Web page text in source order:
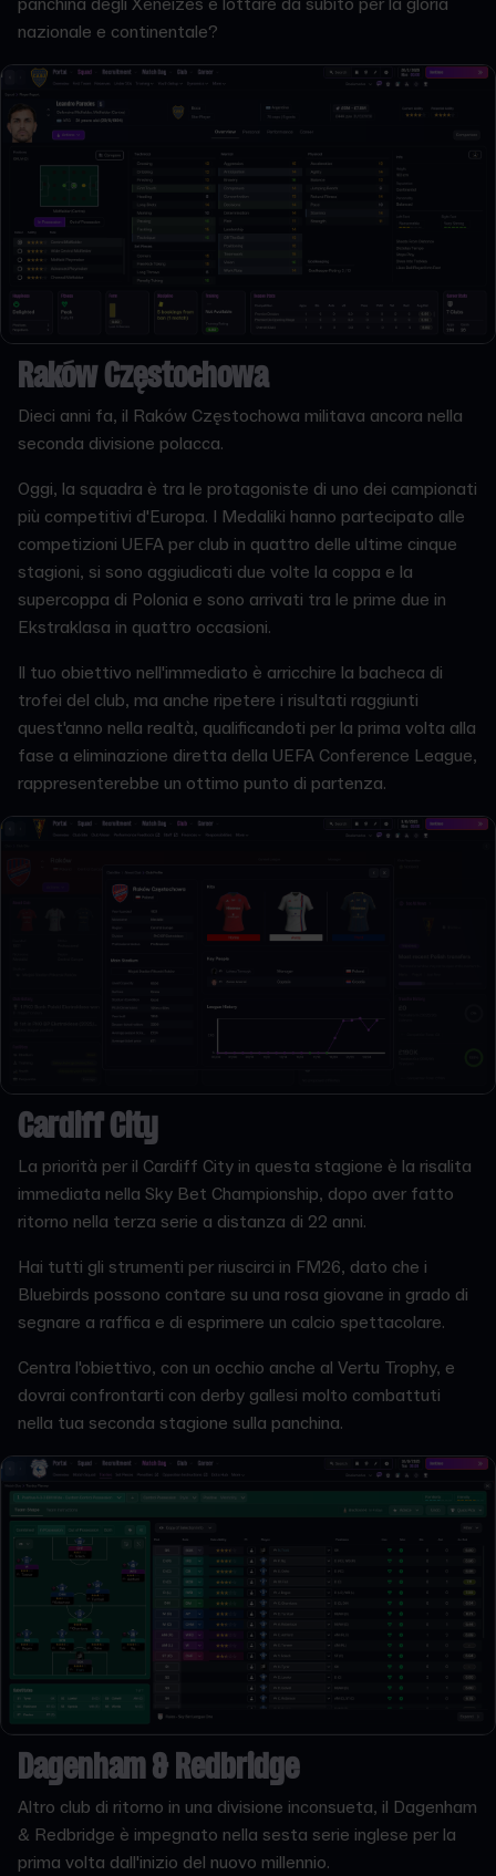
nazionale e continentale?
Raków Częstochowa
Dieci anni fa, il Raków Częstochowa militava ancora nella
seconda divisione polacca.
Oggi, la squadra è tra le protagoniste di uno dei campionati
più competitivi d'Europa. I Medaliki hanno partecipato alle
competizioni UEFA per club in quattro delle ultime cinque
stagioni, si sono aggiudicati due volte la coppa e la
supercoppa di Polonia e sono arrivati tra le prime due in
Ekstraklasa in quattro occasioni.
Il tuo obiettivo nell'immediato è arricchire la bacheca di
trofei del club, ma anche ripetere i risultati raggiunti
quest'anno nella realtà, qualificandoti per la prima volta alla
fase a eliminazione diretta della UEFA Conference League,
rappresenterebbe un ottimo punto di partenza.
Cardiff City
La priorità per il Cardiff City in questa stagione è la risalita
immediata nella Sky Bet Championship, dopo aver fatto
ritorno nella terza serie a distanza di 22 anni.
Hai tutti gli strumenti per riuscirci in FM26, dato che i
Bluebirds possono contare su una rosa giovane in grado di
segnare a raffica e di esprimere un calcio spettacolare.
Centra l'obiettivo, con un occhio anche al Vertu Trophy, e
dovrai confrontarti con derby gallesi molto combattuti
nella tua seconda stagione sulla panchina.
Dagenham & Redbridge
Altro club di ritorno in una divisione inconsueta, il Dagenham
& Redbridge è impegnato nella sesta serie inglese per la
prima volta dall'inizio del nuovo millennio.